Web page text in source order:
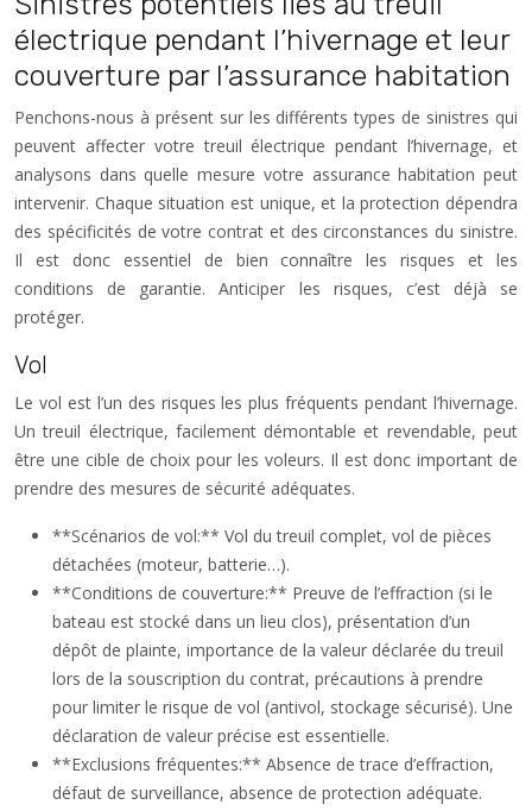
électrique pendant l’hivernage et leur
couverture par l’assurance habitation
Penchons-nous à présent sur les différents types de sinistres qui
peuvent affecter votre treuil électrique pendant l’hivernage, et
analysons dans quelle mesure votre assurance habitation peut
intervenir. Chaque situation est unique, et la protection dépendra
des spécificités de votre contrat et des circonstances du sinistre.
Il est donc essentiel de bien connaître les risques et les
conditions de garantie. Anticiper les risques, c’est déjà se
protéger.
Vol
Le vol est l’un des risques les plus fréquents pendant l’hivernage.
Un treuil électrique, facilement démontable et revendable, peut
être une cible de choix pour les voleurs. Il est donc important de
prendre des mesures de sécurité adéquates.
**Scénarios de vol:** Vol du treuil complet, vol de pièces
détachées (moteur, batterie…).
**Conditions de couverture:** Preuve de l’effraction (si le
bateau est stocké dans un lieu clos), présentation d’un
dépôt de plainte, importance de la valeur déclarée du treuil
lors de la souscription du contrat, précautions à prendre
pour limiter le risque de vol (antivol, stockage sécurisé). Une
déclaration de valeur précise est essentielle.
**Exclusions fréquentes:** Absence de trace d’effraction,
défaut de surveillance, absence de protection adéquate.